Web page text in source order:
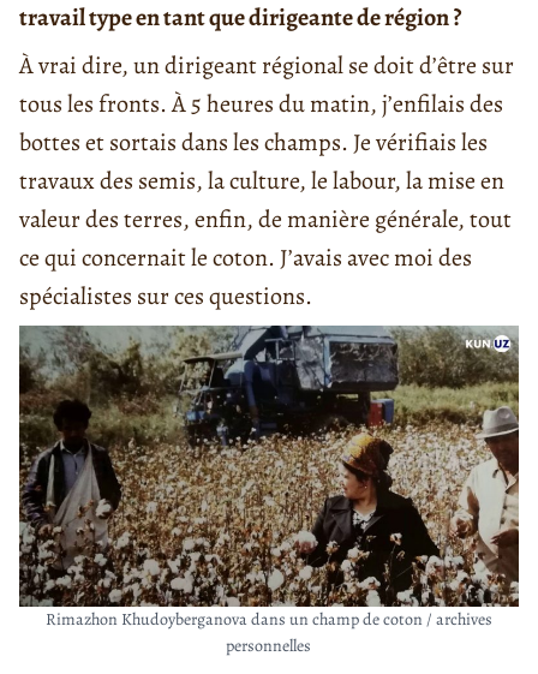
travail type en tant que dirigeante de région ?
À vrai dire, un dirigeant régional se doit d’être sur
tous les fronts. À 5 heures du matin, j’enfilais des
bottes et sortais dans les champs. Je vérifiais les
travaux des semis, la culture, le labour, la mise en
valeur des terres, enfin, de manière générale, tout
ce qui concernait le coton. J’avais avec moi des
spécialistes sur ces questions.
Rimazhon Khudoyberganova dans un champ de coton / archives
personnelles